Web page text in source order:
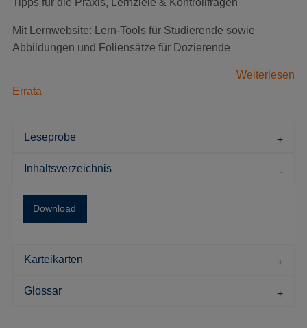
Tipps für die Praxis, Lernziele & Kontrollfragen
Mit Lernwebsite: Lern-Tools für Studierende sowie
Abbildungen und Foliensätze für Dozierende
Weiterlesen
Errata
Leseprobe
Inhaltsverzeichnis
Download
Karteikarten
Glossar